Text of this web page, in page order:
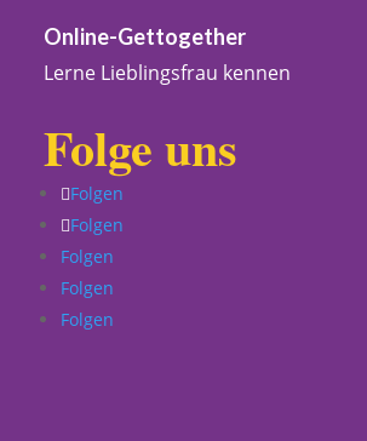
Online-Gettogether
Lerne Lieblingsfrau kennen
Folge uns
Folgen
Folgen
Folgen
Folgen
Folgen